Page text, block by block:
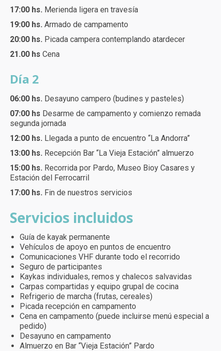
17:00 hs. Merienda ligera en travesía
19:00 hs. Armado de campamento
20:00 hs. Picada campera contemplando atardecer
21.00 hs Cena
Día 2
06:00 hs. Desayuno campero (budines y pasteles)
07:00 hs Desarme de campamento y comienzo remada
segunda jornada
12:00 hs. Llegada a punto de encuentro “La Andorra”
13:00 hs. Recepción Bar “La Vieja Estación” almuerzo
15:00 hs. Recorrida por Pardo, Museo Bioy Casares y
Estación del Ferrocarril
17:00 hs. Fin de nuestros servicios
Servicios incluidos
Guía de kayak permanente
Vehículos de apoyo en puntos de encuentro
Comunicaciones VHF durante todo el recorrido
Seguro de participantes
Kaykas individuales, remos y chalecos salvavidas
Carpas compartidas y equipo grupal de cocina
Refrigerio de marcha (frutas, cereales)
Picada recepción en campamento
Cena en campamento (puede incluirse menú especial a
pedido)
Desayuno en campamento
Almuerzo en Bar “Vieja Estación” Pardo